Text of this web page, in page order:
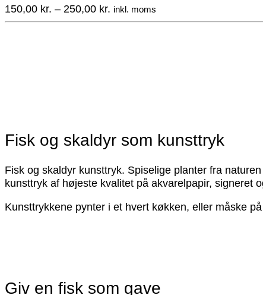
150,00 kr. – 250,00 kr. Prisinterval:
150,00 kr.
inkl. moms
Fisk og skaldyr som kunsttryk
Fisk og skaldyr kunsttryk. Spiselige planter fra
kunsttryk af højeste kvalitet på akvarelpapir,
Kunsttrykkene pynter i et hvert køkken, eller måske
Giv en fisk som gave